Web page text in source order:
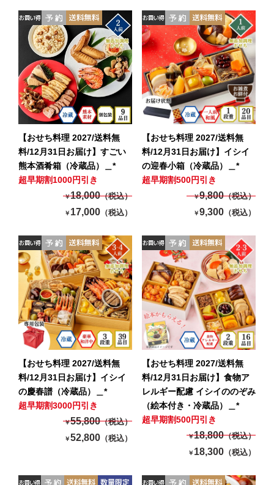
【おせち料理 2027/送料無
料/12月31日お届け】すごい
熊本酒肴箱（冷蔵品）＿*
超早期割1000円引き
￥18,000（税込）
￥ 17,000 （税込）
【おせち料理 2027/送料無
料/12月31日お届け】イシイ
の迎春小箱（冷蔵品）＿*
超早期割500円引き
￥9,800（税込）
￥9,300 （税込）
【おせち料理 2027/送料無
料/12月31日お届け】イシイ
の慶春譜（冷蔵品）＿*
超早期割3000円引き
￥55,800（税込）
￥52,800 （税込）
【おせち料理 2027/送料無
料/12月31日お届け】食物ア
レルギー配慮 イシイののぞみ
（絵本付き・冷蔵品）＿*
超早期割500円引き
￥18,800（税込）
￥ 18,300 （税込）